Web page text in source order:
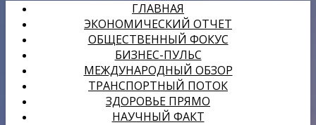
ГЛАВНАЯ
ЭКОНОМИЧЕСКИЙ ОТЧЕТ
ОБЩЕСТВЕННЫЙ ФОКУС
БИЗНЕС-ПУЛЬС
МЕЖДУНАРОДНЫЙ ОБЗОР
ТРАНСПОРТНЫЙ ПОТОК
ЗДОРОВЬЕ ПРЯМО
НАУЧНЫЙ ФАКТ